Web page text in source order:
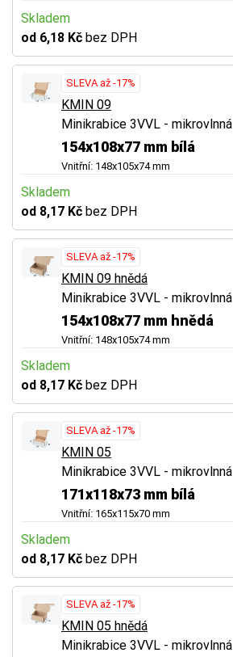
Skladem
od 6,18 Kč bez DPH
SLEVA až -17%
KMIN 09
Minikrabice 3VVL - mikrovlnná
154x108x77 mm bílá
Vnitřní: 148x105x74 mm
Skladem
od 8,17 Kč bez DPH
SLEVA až -17%
KMIN 09 hnědá
Minikrabice 3VVL - mikrovlnná
154x108x77 mm hnědá
Vnitřní: 148x105x74 mm
Skladem
od 8,17 Kč bez DPH
SLEVA až -17%
KMIN 05
Minikrabice 3VVL - mikrovlnná
171x118x73 mm bílá
Vnitřní: 165x115x70 mm
Skladem
od 8,17 Kč bez DPH
SLEVA až -17%
KMIN 05 hnědá
Minikrabice 3VVL - mikrovlnná